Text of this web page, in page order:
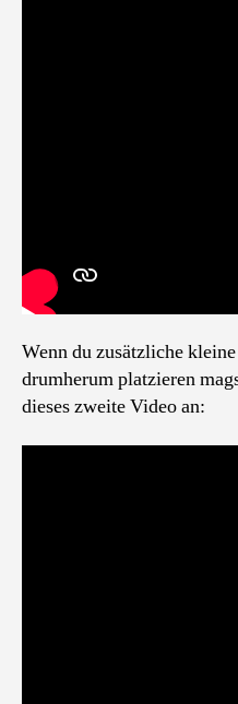
Wenn du zusätzliche
drumherum platzieren
dieses zweite Video an: